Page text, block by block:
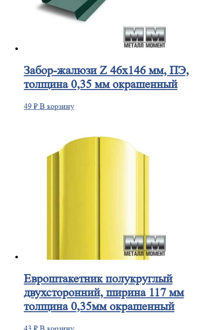
Забор-жалюзиZ 46х146 мм, ПЭ,
толщина 0,35 мм окрашенный
49 ₽ В корзину
Евроштакетникполукруглый
двухсторонний, ширина 117 мм
толщина 0,35мм окрашенный